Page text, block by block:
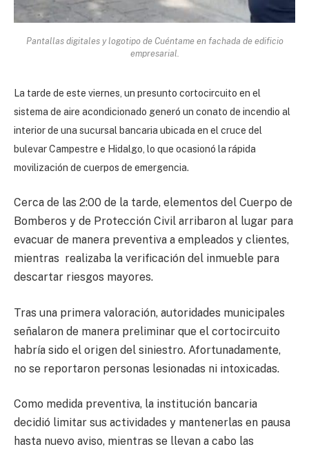
Pantallas digitales y logotipo de Cuéntame en fachada de edificio
empresarial.
La tarde de este viernes, un presunto cortocircuito en el
sistema de aire acondicionado generó un conato de incendio al
interior de una sucursal bancaria ubicada en el cruce del
bulevar Campestre e Hidalgo, lo que ocasionó la rápida
movilización de cuerpos de emergencia.
Cerca de las 2:00 de la tarde, elementos del Cuerpo de
Bomberos y de Protección Civil arribaron al lugar para
evacuar de manera preventiva a empleados y clientes,
mientras realizaba la verificación del inmueble para
descartar riesgos mayores.
Tras una primera valoración, autoridades municipales
señalaron de manera preliminar que el cortocircuito
habría sido el origen del siniestro. Afortunadamente,
no se reportaron personas lesionadas ni intoxicadas.
Como medida preventiva, la institución bancaria
decidió limitar sus actividades y mantenerlas en pausa
hasta nuevo aviso, mientras se llevan a cabo las